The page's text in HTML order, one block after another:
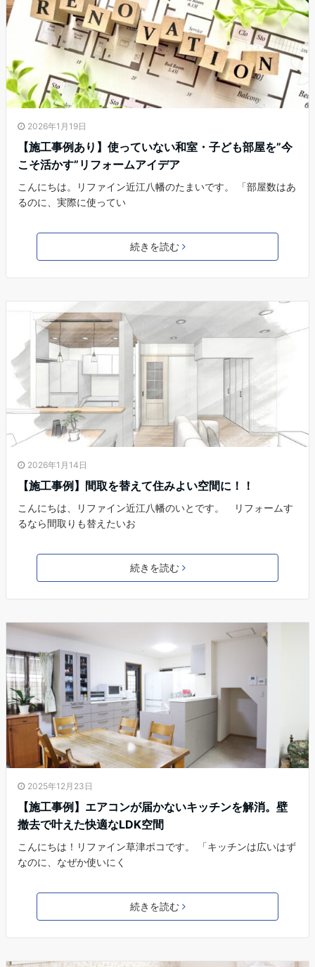
2026年1月19日
【施工事例あり】使っていない和室・子ども部屋を”今
こそ活かす”リフォームアイデア
こんにちは。リファイン近江八幡のたまいです。 「部屋数はあ
るのに、実際に使ってい
続きを読む
2026年1月14日
【施工事例】間取を替えて住みよい空間に！！
こんにちは、リファイン近江八幡のいとです。 リフォームす
るなら間取りも替えたいお
続きを読む
2025年12月23日
【施工事例】エアコンが届かないキッチンを解消。壁
撤去で叶えた快適なLDK空間
こんにちは！リファイン草津ポコです。 「キッチンは広いはず
なのに、なぜか使いにく
続きを読む